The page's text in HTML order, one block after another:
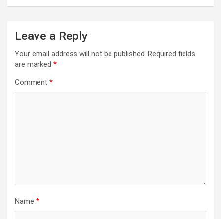
Leave a Reply
Your email address will not be published. Required fields
are marked *
Comment *
Name *